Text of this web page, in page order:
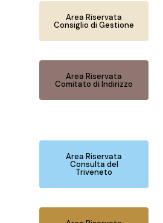
Area Riservata
Consiglio di Gestione
Area Riservata
Comitato di Indirizzo
Area Riservata
Consulta del
Triveneto